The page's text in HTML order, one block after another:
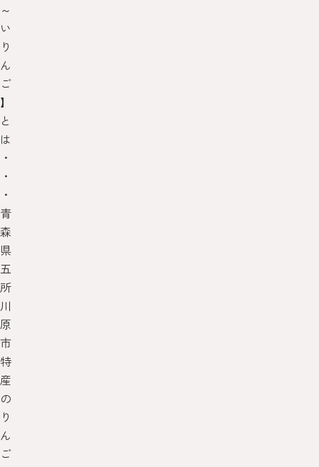
～
い
り
ん
ご
】
と
は
・
・
・
青
森
県
五
所
川
原
市
特
産
の
り
ん
ご